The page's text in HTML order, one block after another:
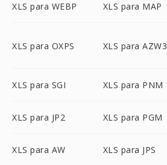
XLS para WEBP XLS para MAP
XLS para OXPS XLS para AZW3
XLS para SGI XLS para PNM
XLS para JP2 XLS para PGM
XLS para AW XLS para JPS